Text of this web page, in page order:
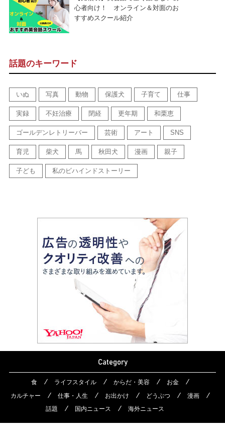
心者向け！ オンライン＆対面のお
すすめスクール紹介
話題のキーワード
いぬ 写真 動物 保護犬 子育て 仕事
実録 不妊治療 閉経 更年期 和栗恵
ゴールデンレトリーバー 芸術 アート SNS
育児 柴犬 馬 秋田犬 漫画 親子
子ども 私のビハインドストーリー
Category
食 ライフスタイル からだ・美容
お金
カルチャー
仕事・人生 お出かけ どうぶつ
漫画
話題
国内ニュース 海外ニュース